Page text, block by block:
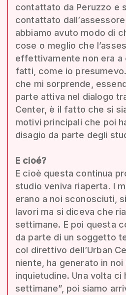
contattato da Peruzzo e
contattato dall’assessore
abbiamo avuto modo di
cose o meglio che
effettivamente non era a
fatti, come io
che mi sorprende,
parte attiva nel dialogo
Center, è il fatto che si
motivi principali che poi
disagio da parte degli
E cioé?
E cioè questa continua
studio veniva riaperta. I
erano a noi sconosciuti,
lavori ma si diceva che
settimane. E poi questa
da parte di un soggetto
col direttivo dell’Urban
niente, ha generato in
inquietudine. Una volta ci
settimane”, poi siamo